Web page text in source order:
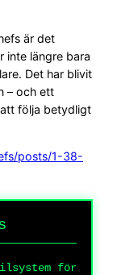
är det
inte längre bara
Det har blivit
– och ett
följa betydligt
posts/1-38-
för